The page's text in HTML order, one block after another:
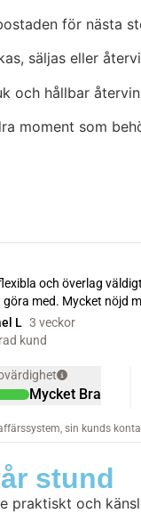
för nästa
säljas eller
och hållbar
moment som
stund
och